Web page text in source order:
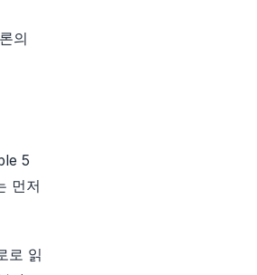
의
5
먼저
로 읽